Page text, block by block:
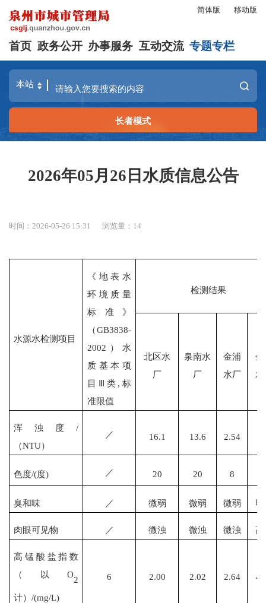
简体版 移动版
首页 政务公开 办事服务 互动交流 专题专栏
长者模式
2026年05月26日水质信息公告
时间：2026-05-26 15:31 浏览量： 14
水源水检测项目
《地表水
环境质量
标准》
（GB3838-
2002）水
质基本项
目Ⅲ类,标
准限值
检测结果
北区水
厂
泉南水
厂
金浦
水厂
金
浑浊度 /
（NTU）
／ 16.1 13.6 2.54
色度/(度) ／ 20 20 8
臭和味 ／ 微弱 微弱 微弱
肉眼可见物 ／ 微浊 微浊 微浊 高
高锰酸盐指数
（以 O2
计）/(mg/L)
6 2.00 2.02 2.64